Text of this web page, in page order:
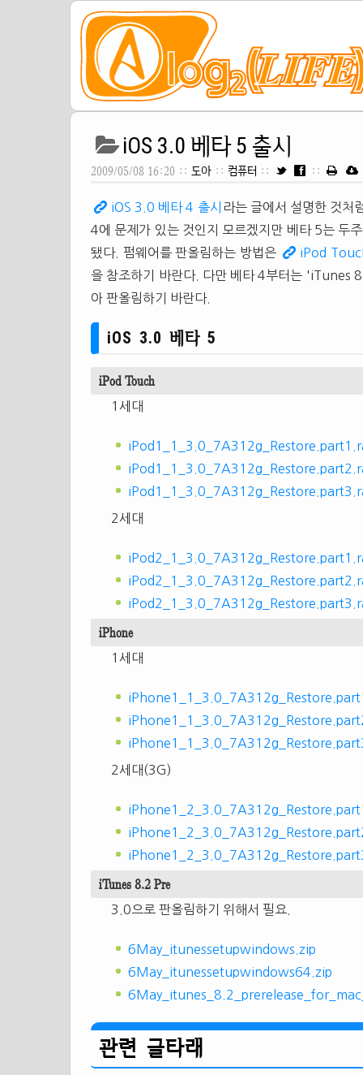
iOS 3.0 베타 5 출시
2009/05/08 16:20 :: 도아 :: 컴퓨터 :: ::
iOS 3.0 베타 4 출시 라는 글에서 설명한 것처
4에 문제가 있는 것인지 모르겠지만 베타 5는 두
됐다. 펌웨어를 판올림하는 방법은
iPod
을 참조하기 바란다. 다만 베타 4부터는 'iTunes
아 판올림하기 바란다.
iOS 3.0 베타 5
iPod Touch
1세대
2세대
iPhone
1세대
2세대(3G)
iTunes 8.2 Pre
3.0으로 판올림하기 위해서 필요.
6May_itunessetupwindows.zip
6May_itunessetupwindows64.zip
관련 글타래